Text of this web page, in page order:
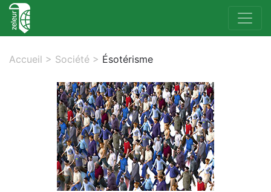
Accueil > Société > Ésotérisme